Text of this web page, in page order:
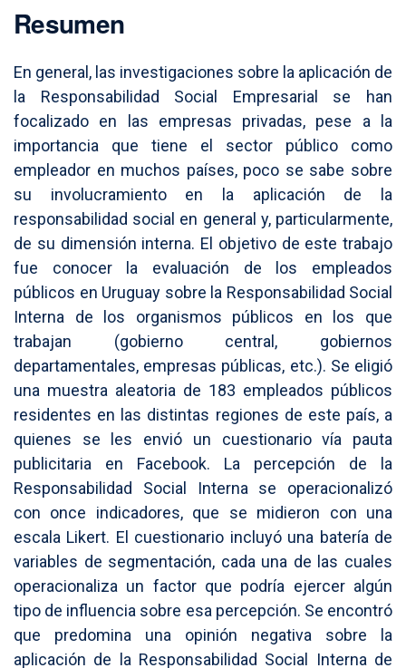
Resumen
En general, las investigaciones sobre la aplicación de
la Responsabilidad Social Empresarial se han
focalizado en las empresas privadas, pese a la
importancia que tiene el sector público como
empleador en muchos países, poco se sabe sobre
su involucramiento en la aplicación de la
responsabilidad social en general y, particularmente,
de su dimensión interna. El objetivo de este trabajo
fue conocer la evaluación de los empleados
públicos en Uruguay sobre la Responsabilidad Social
Interna de los organismos públicos en los que
trabajan (gobierno central, gobiernos
departamentales, empresas públicas, etc.). Se eligió
una muestra aleatoria de 183 empleados públicos
residentes en las distintas regiones de este país, a
quienes se les envió un cuestionario vía pauta
publicitaria en Facebook. La percepción de la
Responsabilidad Social Interna se operacionalizó
con once indicadores, que se midieron con una
escala Likert. El cuestionario incluyó una batería de
variables de segmentación, cada una de las cuales
operacionaliza un factor que podría ejercer algún
tipo de influencia sobre esa percepción. Se encontró
que predomina una opinión negativa sobre la
aplicación de la Responsabilidad Social Interna de